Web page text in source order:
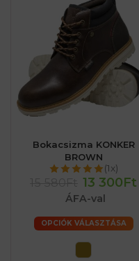
Bokacsizma KONKER
BROWN
(1x)
13 300Ft
ÁFA-val
OPCIÓK VÁLASZTÁSA